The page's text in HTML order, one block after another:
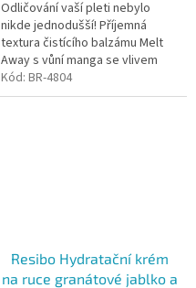
Odličování vaší pleti nebylo
nikde jednodušší! Příjemná
textura čistícího balzámu Melt
Away s vůní manga se vlivem
vašeho tělesného tepla
postupně změní na olej, který
Kód: BR-4804
Resibo Hydratační krém
na ruce granátové jablko a